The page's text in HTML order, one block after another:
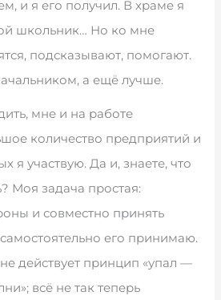
и я его получил. В храме я
школьник… Но ко мне
подсказывают, помогают.
а ещё лучше.
мне и на работе
количество предприятий и
я участвую. Да и, знаете, что
Моя задача простая:
и совместно принять
его принимаю.
действует принцип «упал —
всё не так теперь